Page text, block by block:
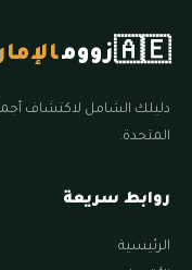
🇦🇪زووم
دليلك الشامل لاكتشاف
المتحدة.
روابط سريعة
الرئيسية